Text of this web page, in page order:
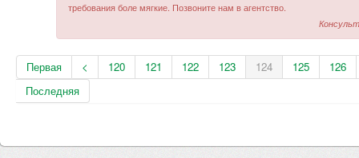
требования боле мягкие. Позвоните нам в агентство.
Первая < 120 121 122 123 124 125
126
Последняя